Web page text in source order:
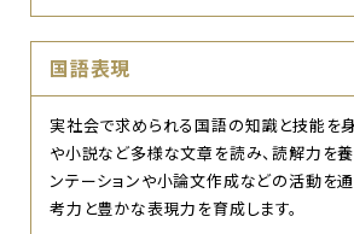
国語表現
実社会で求められる国語の知識と技能を
や小説など多様な文章を読み、読解力を養
ンテーションや小論文作成などの活動を
考力と豊かな表現力を育成します。